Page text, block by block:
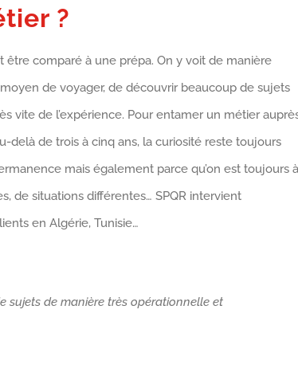
?
comparé à une prépa. On y voit de manière
de voyager, de découvrir beaucoup de sujets
vite de l’expérience. Pour entamer un métier
delà de trois à cinq ans, la curiosité reste toujours
mais également parce qu’on est toujours à
de situations différentes… SPQR intervient
en Algérie, Tunisie…
sujets de manière très opérationnelle et